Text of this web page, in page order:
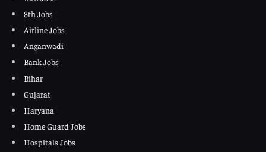
8th Jobs
Airline Jobs
Anganwadi
Bank Jobs
Bihar
Gujarat
Haryana
Home Guard Jobs
Hospitals Jobs